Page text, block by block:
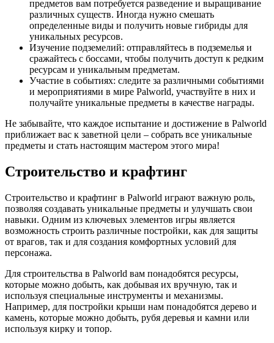
предметов вам потребуется разведение и выращивание
различных существ. Иногда нужно смешать
определенные виды и получить новые гибриды для
уникальных ресурсов.
Изучение подземелий: отправляйтесь в подземелья и
сражайтесь с боссами, чтобы получить доступ к редким
ресурсам и уникальным предметам.
Участие в событиях: следите за различными событиями
и мероприятиями в мире Palworld, участвуйте в них и
получайте уникальные предметы в качестве награды.
Не забывайте, что каждое испытание и достижение в Palworld
приближает вас к заветной цели – собрать все уникальные
предметы и стать настоящим мастером этого мира!
Строительство и крафтинг
Строительство и крафтинг в Palworld играют важную роль,
позволяя создавать уникальные предметы и улучшать свои
навыки. Одним из ключевых элементов игры является
возможность строить различные постройки, как для защиты
от врагов, так и для создания комфортных условий для
персонажа.
Для строительства в Palworld вам понадобятся ресурсы,
которые можно добыть, как добывая их вручную, так и
используя специальные инструменты и механизмы.
Например, для постройки крыши нам понадобятся дерево и
камень, которые можно добыть, рубя деревья и камни или
используя кирку и топор.